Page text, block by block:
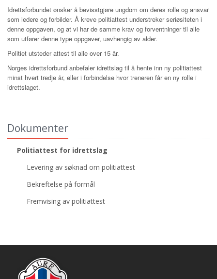
Idrettsforbundet ønsker å bevisstgjøre ungdom om deres rolle og ansvar
som ledere og forbilder. Å kreve politiattest understreker seriøsiteten i
denne oppgaven, og at vi har de samme krav og forventninger til alle
som utfører denne type oppgaver, uavhengig av alder.
Politiet utsteder attest til alle over 15 år.
Norges idrettsforbund anbefaler idrettslag til å hente inn ny politiattest
minst hvert tredje år, eller i forbindelse hvor treneren får en ny rolle i
idrettslaget.
Dokumenter
Politiattest for idrettslag
Levering av søknad om politiattest
Bekreftelse på formål
Fremvising av politiattest